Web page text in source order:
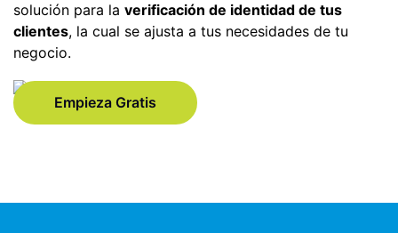
solución para la verificación de identidad de tus
clientes, la cual se ajusta a tus necesidades de tu
negocio.
Empieza Gratis